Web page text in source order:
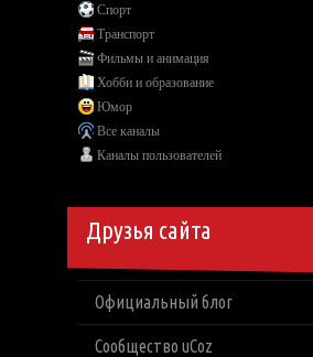
Спорт
Транспорт
Фильмы и анимация
Хобби и образование
Юмор
Все каналы
Каналы пользователей
Друзья сайта
Официальный блог
Сообщество uCoz